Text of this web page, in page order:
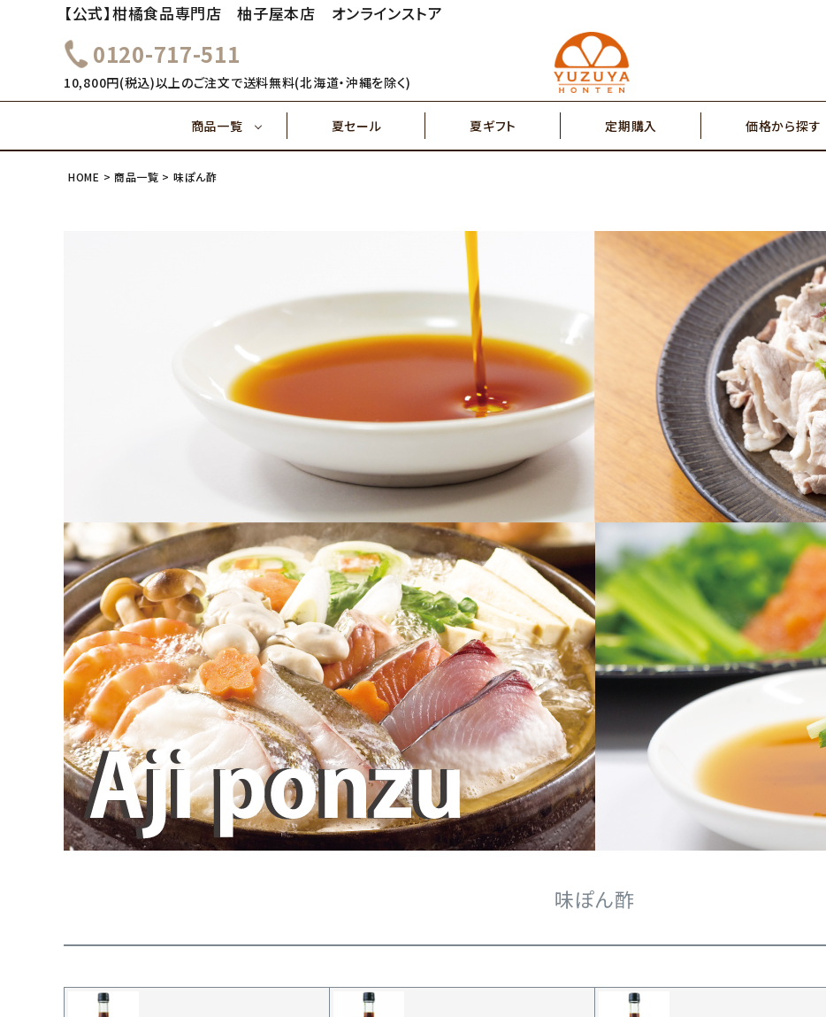
【公式】柑橘食品専門店 柚子屋本店 オンラインストア
0120-717-511
10,800円(税込)以上のご注文で送料無料(北海道・沖縄を除く)
商品一覧
搾り果汁100％ 辛味調味料・塩
ご飯のおとも(佃煮) その他特産品 ポスト投函商品
夏セール 夏ギフト 定期購入 価格から探す
7,000円～
健康飲料
搾り果汁100％ 辛味調味料・塩
～1,000円 2,000円～
5,000円～ 7,000円～
HOME 商品一覧 味ぽん酢
味ぽん酢